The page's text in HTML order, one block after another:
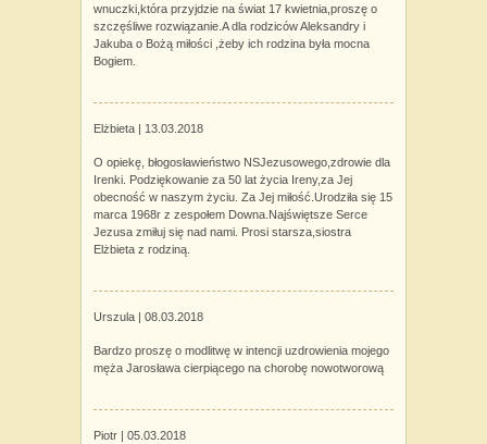
wnuczki,która przyjdzie na świat 17 kwietnia,proszę o
szczęśliwe rozwiązanie.A dla rodziców Aleksandry i
Jakuba o Bożą miłości ,żeby ich rodzina była mocna
Bogiem.
Elżbieta | 13.03.2018
O opiekę, błogosławieństwo NSJezusowego,zdrowie dla
Irenki. Podziękowanie za 50 lat życia Ireny,za Jej
obecność w naszym życiu. Za Jej miłość.Urodziła się 15
marca 1968r z zespołem Downa.Najświętsze Serce
Jezusa zmiłuj się nad nami. Prosi starsza,siostra
Elżbieta z rodziną.
Urszula | 08.03.2018
Bardzo proszę o modlitwę w intencji uzdrowienia mojego
męża Jarosława cierpiącego na chorobę nowotworową
Piotr | 05.03.2018